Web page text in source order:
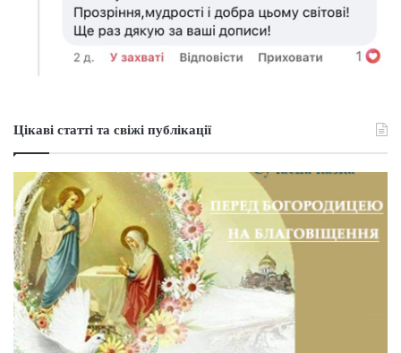
Цікаві статті та свіжі публікації